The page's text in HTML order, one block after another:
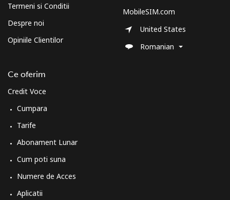
Termeni si Conditii
Despre noi
Opiniile Clientilor
Ce oferim
Credit Voce
Cumpara
Tarife
Abonament Lunar
Cum poti suna
Numere de Acces
Aplicatii
MobileSIM.com
United States
Romanian